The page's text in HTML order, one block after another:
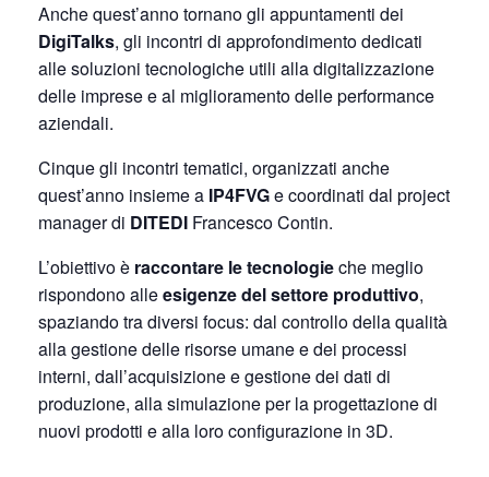
Anche quest’anno tornano gli appuntamenti dei
DigiTalks, gli incontri di approfondimento dedicati
alle soluzioni tecnologiche utili alla digitalizzazione
delle imprese e al miglioramento delle performance
aziendali.
Cinque gli incontri tematici, organizzati anche
quest’anno insieme a IP4FVGe coordinati dal project
manager di DITEDI Francesco Contin.
L’obiettivo è raccontare le tecnologieche meglio
rispondono alleesigenze del settore produttivo,
spaziando tra diversi focus: dal controllo della qualità
alla gestione delle risorse umane e dei processi
interni, dall’acquisizione e gestione dei dati di
produzione, alla simulazione per la progettazione di
nuovi prodotti e alla loro configurazione in 3D.